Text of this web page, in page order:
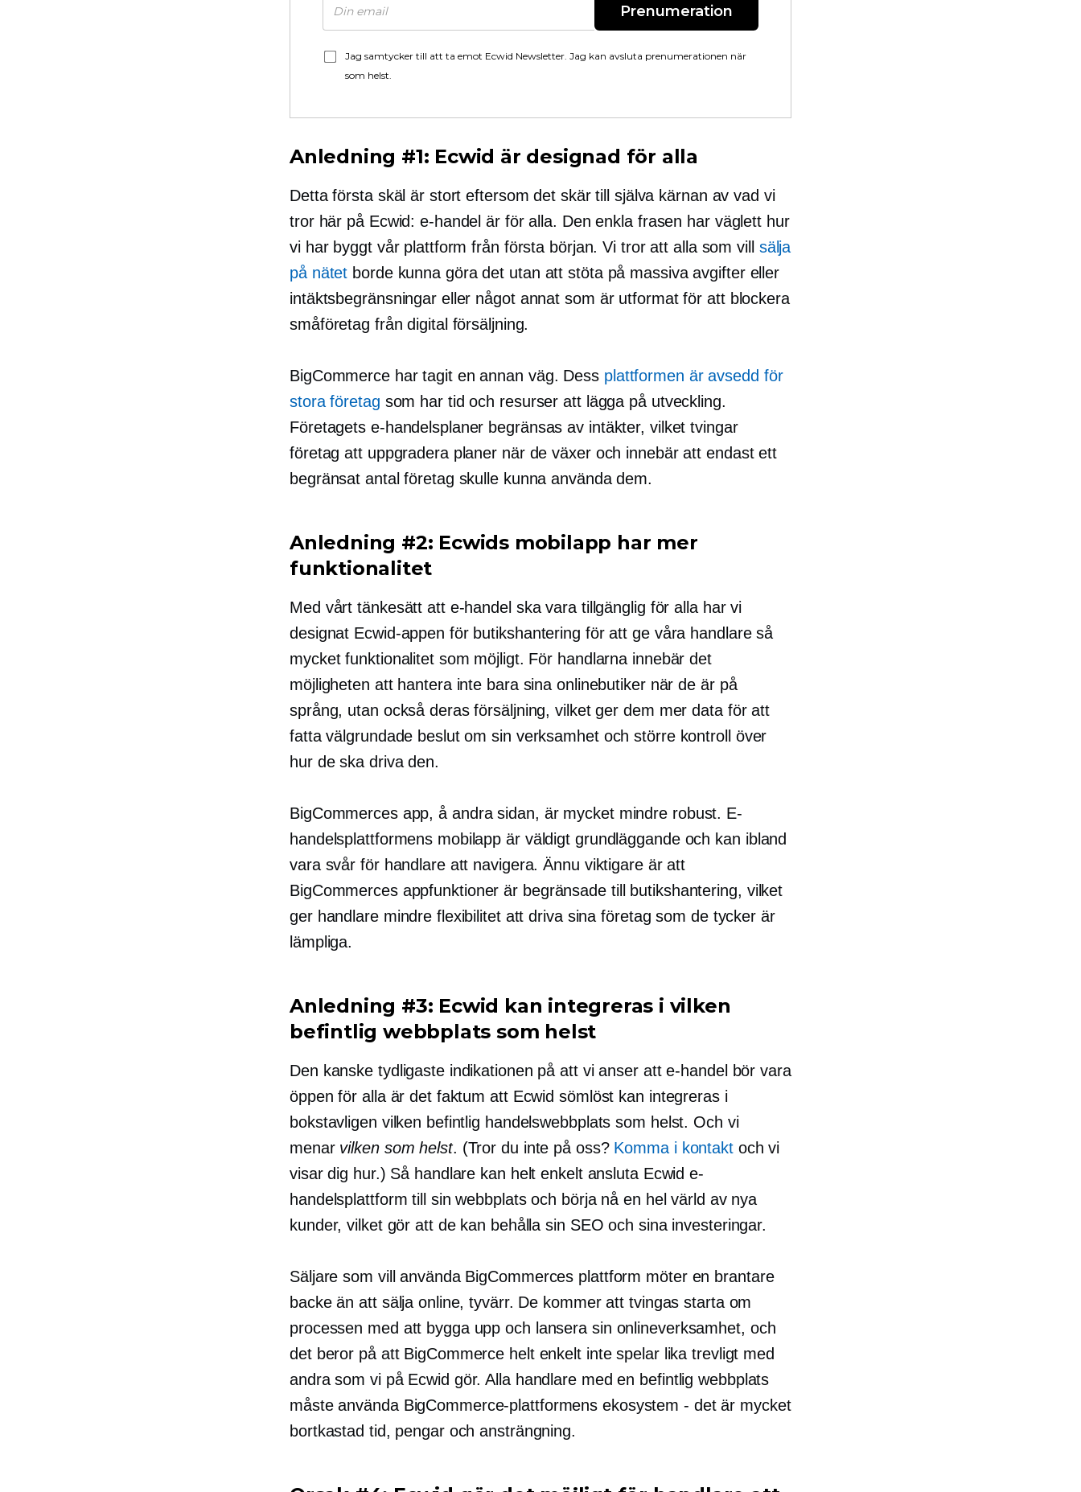
Prenumeration
Jag samtycker till att ta emot Ecwid Newsletter. Jag kan avsluta prenumerationen när
som helst.
Anledning #1: Ecwid är designad för alla
Detta första skäl är stort eftersom det skär till själva kärnan av vad vi
tror här på Ecwid: e-handel är för alla. Den enkla frasen har väglett hur
vi har byggt vår plattform från första början. Vi tror att alla som vill sälja
på nätet borde kunna göra det utan att stöta på massiva avgifter eller
intäktsbegränsningar eller något annat som är utformat för att blockera
småföretag från digital försäljning.
BigCommerce har tagit en annan väg. Dess plattformen är avsedd för
stora företag som har tid och resurser att lägga på utveckling.
Företagets e-handelsplaner begränsas av intäkter, vilket tvingar
företag att uppgradera planer när de växer och innebär att endast ett
begränsat antal företag skulle kunna använda dem.
Anledning #2: Ecwids mobilapp har mer
funktionalitet
Med vårt tänkesätt att e-handel ska vara tillgänglig för alla har vi
designat Ecwid-appen för butikshantering för att ge våra handlare så
mycket funktionalitet som möjligt. För handlarna innebär det
möjligheten att hantera inte bara sina onlinebutiker när de är på
språng, utan också deras försäljning, vilket ger dem mer data för att
fatta välgrundade beslut om sin verksamhet och större kontroll över
hur de ska driva den.
BigCommerces app, å andra sidan, är mycket mindre robust. E-
handelsplattformens mobilapp är väldigt grundläggande och kan ibland
vara svår för handlare att navigera. Ännu viktigare är att
BigCommerces appfunktioner är begränsade till butikshantering, vilket
ger handlare mindre flexibilitet att driva sina företag som de tycker är
lämpliga.
Anledning #3: Ecwid kan integreras i vilken
befintlig webbplats som helst
Den kanske tydligaste indikationen på att vi anser att e-handel bör vara
öppen för alla är det faktum att Ecwid sömlöst kan integreras i
bokstavligen vilken befintlig handelswebbplats som helst. Och vi
menar vilken som helst. (Tror du inte på oss? Komma i kontaktoch vi
visar dig hur.) Så handlare kan helt enkelt ansluta Ecwid e-
handelsplattform till sin webbplats och börja nå en hel värld av nya
kunder, vilket gör att de kan behålla sin SEO och sina investeringar.
Säljare som vill använda BigCommerces plattform möter en brantare
backe än att sälja online, tyvärr. De kommer att tvingas starta om
processen med att bygga upp och lansera sin onlineverksamhet, och
det beror på att BigCommerce helt enkelt inte spelar lika trevligt med
andra som vi på Ecwid gör. Alla handlare med en befintlig webbplats
måste använda BigCommerce-plattformens ekosystem - det är mycket
bortkastad tid, pengar och ansträngning.